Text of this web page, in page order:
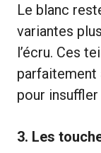
Le blanc
variantes
l’écru. Ces
parfaitement
pour
3. Les